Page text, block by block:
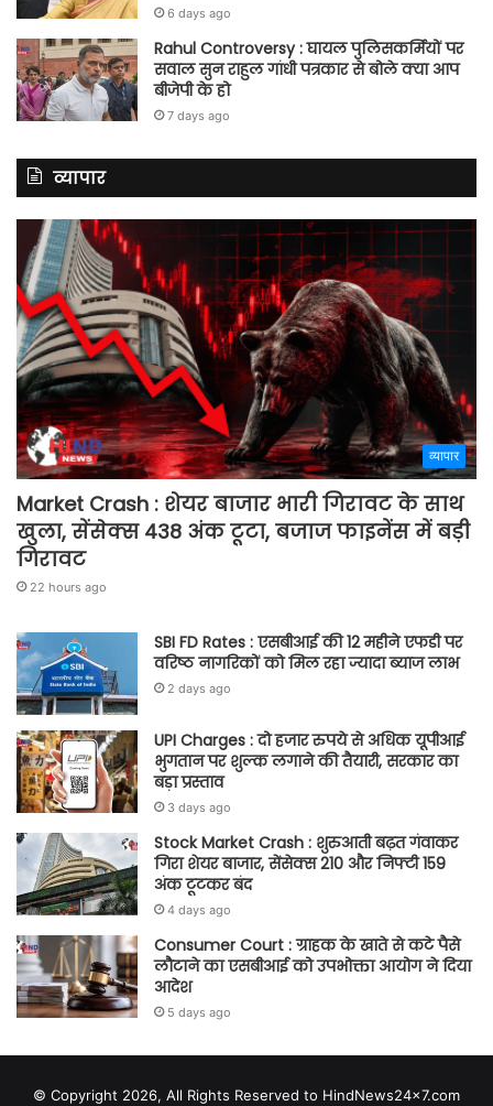
6 days ago
Rahul Controversy : घायल पुलिसकर्मियों पर
सवाल सुन राहुल गांधी पत्रकार से बोले क्या आप
बीजेपी के हो
7 days ago
व्यापार
व्यापार
Market Crash : शेयर बाजार भारी गिरावट के साथ
खुला, सेंसेक्स 438 अंक टूटा, बजाज फाइनेंस में बड़ी
गिरावट
22 hours ago
SBI FD Rates : एसबीआई की 12 महीने एफडी पर
वरिष्ठ नागरिकों को मिल रहा ज्यादा ब्याज लाभ
2 days ago
UPI Charges : दो हजार रुपये से अधिक यूपीआई
भुगतान पर शुल्क लगाने की तैयारी, सरकार का
बड़ा प्रस्ताव
3 days ago
Stock Market Crash : शुरुआती बढ़त गंवाकर
गिरा शेयर बाजार, सेंसेक्स 210 और निफ्टी 159
अंक टूटकर बंद
4 days ago
Consumer Court : ग्राहक के खाते से कटे पैसे
लौटाने का एसबीआई को उपभोक्ता आयोग ने दिया
आदेश
5 days ago
© Copyright 2026, All Rights Reserved to HindNews24x7.com